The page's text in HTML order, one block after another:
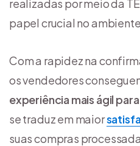
realizadas por meio da
papel crucial no
Com a rapidez na
os vendedores
experiência mais ágil
se traduz em maior
suas compras